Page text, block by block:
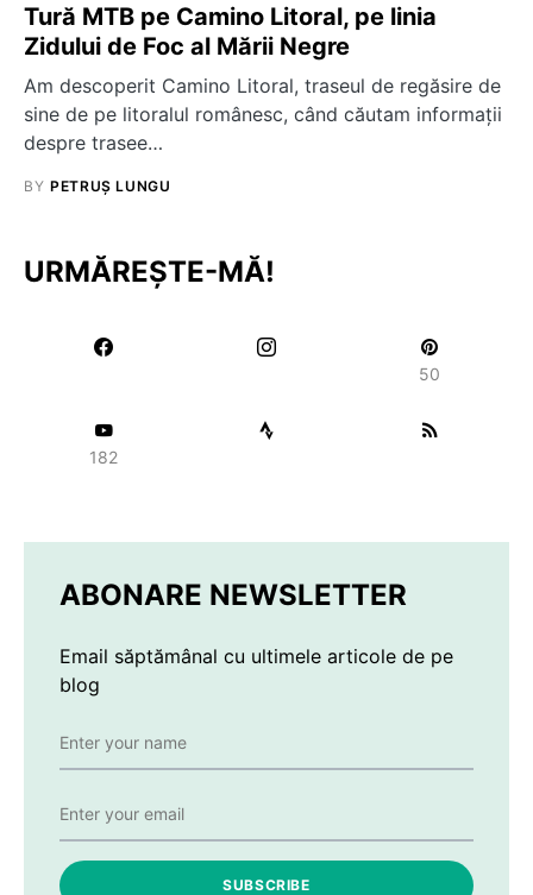
Tură MTB pe Camino Litoral, pe linia
Zidului de Foc al Mării Negre
Am descoperit Camino Litoral, traseul de regăsire de
sine de pe litoralul românesc, când căutam informații
despre trasee…
BY PETRUȘ LUNGU
URMĂREȘTE-MĂ!
50
182
ABONARE NEWSLETTER
Email săptămânal cu ultimele articole de pe
blog
SUBSCRIBE